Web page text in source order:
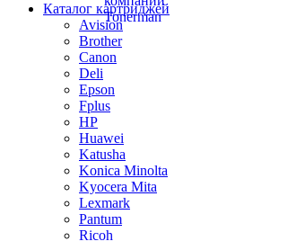
Каталог картриджей
Avision
Brother
Canon
Deli
Epson
Fplus
HP
Huawei
Katusha
Konica Minolta
Kyocera Mita
Lexmark
Pantum
Ricoh